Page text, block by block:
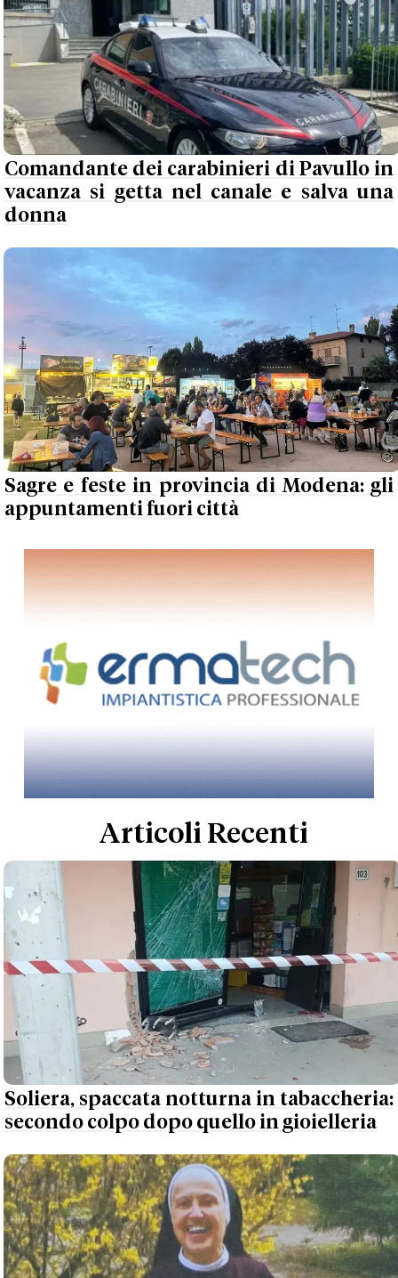
Comandante dei carabinieri di Pavullo in
vacanza si getta nel canale e salva una
donna
Sagre e feste in provincia di Modena: gli
appuntamenti fuori città
Articoli Recenti
Soliera, spaccata notturna in tabaccheria:
secondo colpo dopo quello in gioielleria